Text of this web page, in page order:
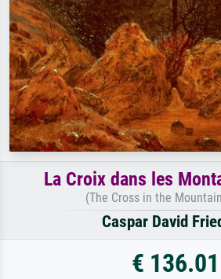
La Croix dans les
(The Cross in the
Caspar David
€ 136.01